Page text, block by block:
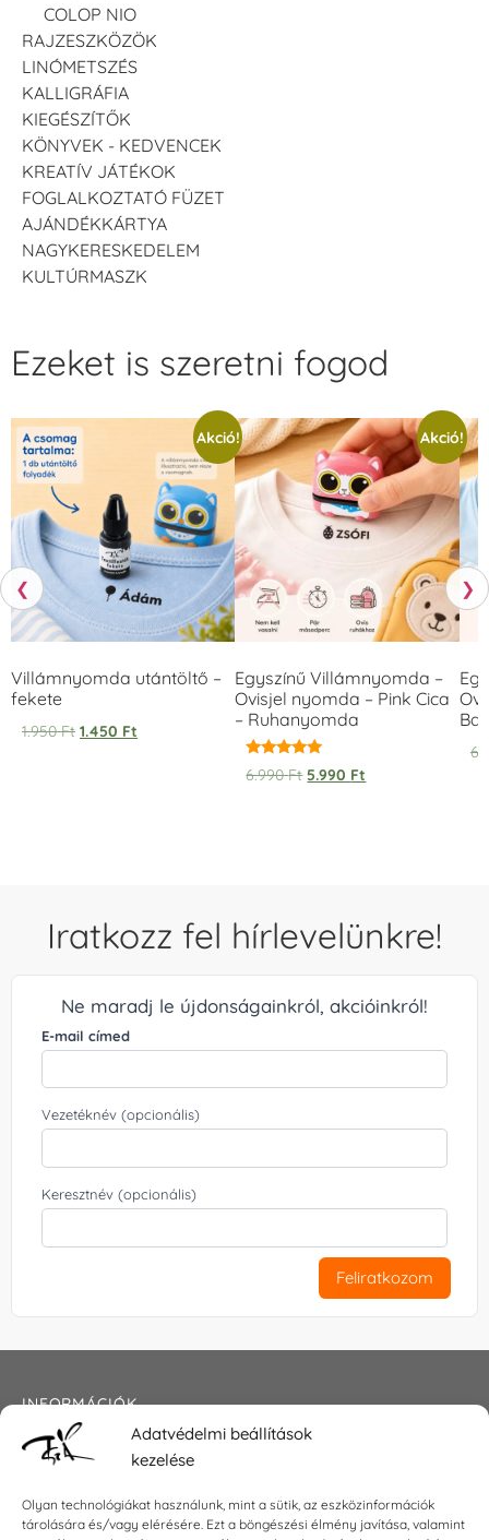
Adatvédelmi beállítások
kezelése
Olyan technológiákat használunk, mint a sütik, az eszközinformációk
tárolására és/vagy elérésére. Ezt a böngészési élmény javítása, valamint
COLOP NIO
RAJZESZKÖZÖK
LINÓMETSZÉS
KALLIGRÁFIA
KIEGÉSZÍTŐK
KÖNYVEK - KEDVENCEK
KREATÍV JÁTÉKOK
FOGLALKOZTATÓ FÜZET
AJÁNDÉKKÁRTYA
NAGYKERESKEDELEM
KULTÚRMASZK
❮
Ezeket is szeretni fogod
Akció!
Villámnyomda utántöltő –
fekete
1.950Ft 1.450 Ft
Akció!
Egyszínű Villámnyomda –
Ovisjel nyomda – Pink Cica
– Ruhanyomda
Értékelés:
5.00
6.990Ft 5.990 Ft
❯
Iratkozz fel hírlevelünkre!
Ne maradj le újdonságainkról, akcióinkról!
E-mail címed
Vezetéknév (opcionális)
Keresztnév (opcionális)
Feliratkozom
INFORMÁCIÓK
Általános szerződési feltételek
Impresszum